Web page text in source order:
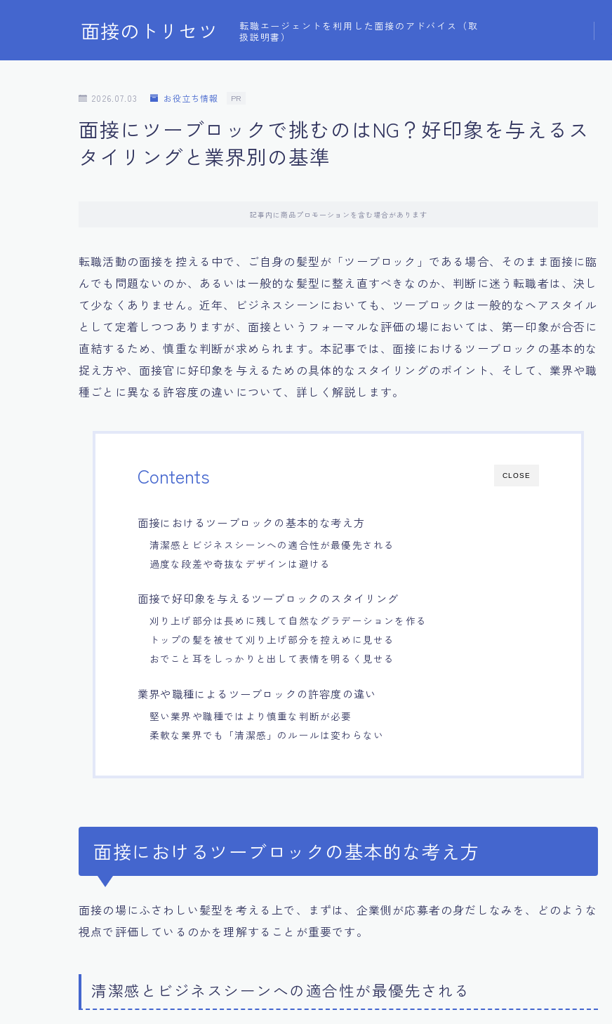
面接のトリセツ
転職エージェントを利用した面接のアドバイス（取
扱説明書）
2026.07.03 お役立ち情報 PR
面接にツーブロックで挑むのはNG？好印象を与えるス
タイリングと業界別の基準
記事内に商品プロモーションを含む場合があります
転職活動の面接を控える中で、ご自身の髪型が「ツーブロック」である場合、そのまま面接に臨
んでも問題ないのか、あるいは一般的な髪型に整え直すべきなのか、判断に迷う転職者は、決し
て少なくありません。近年、ビジネスシーンにおいても、ツーブロックは一般的なヘアスタイル
として定着しつつありますが、面接というフォーマルな評価の場においては、第一印象が合否に
直結するため、慎重な判断が求められます。本記事では、面接におけるツーブロックの基本的な
捉え方や、面接官に好印象を与えるための具体的なスタイリングのポイント、そして、業界や職
種ごとに異なる許容度の違いについて、詳しく解説します。
CLOSE
Contents
面接におけるツーブロックの基本的な考え方
清潔感とビジネスシーンへの適合性が最優先される
過度な段差や奇抜なデザインは避ける
面接で好印象を与えるツーブロックのスタイリング
刈り上げ部分は長めに残して自然なグラデーションを作る
トップの髪を被せて刈り上げ部分を控えめに見せる
おでこと耳をしっかりと出して表情を明るく見せる
業界や職種によるツーブロックの許容度の違い
堅い業界や職種ではより慎重な判断が必要
柔軟な業界でも「清潔感」のルールは変わらない
面接におけるツーブロックの基本的な考え方
面接の場にふさわしい髪型を考える上で、まずは、企業側が応募者の身だしなみを、どのような
視点で評価しているのかを理解することが重要です。
清潔感とビジネスシーンへの適合性が最優先される